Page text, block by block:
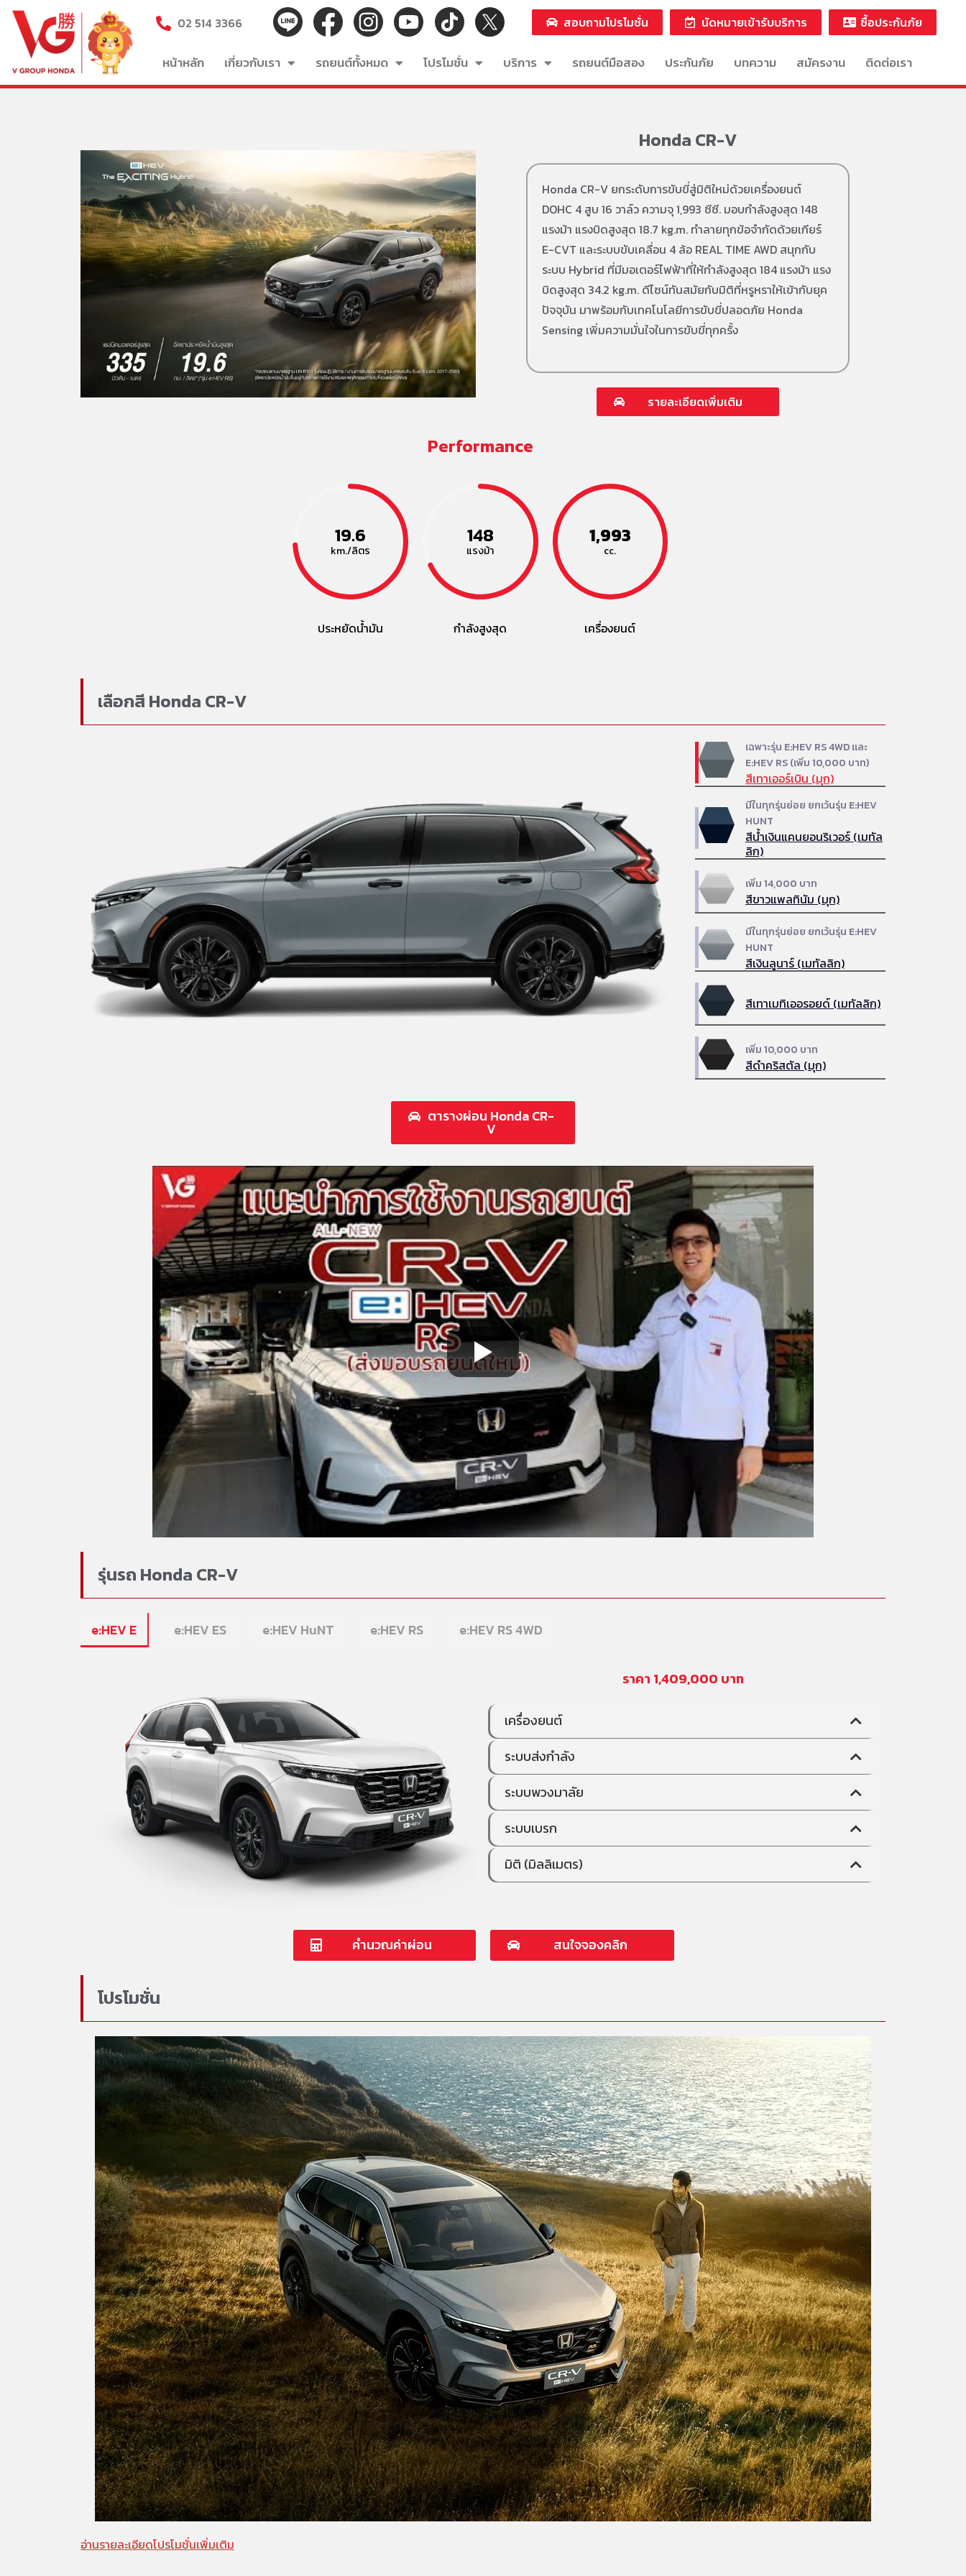
02 514 3366 สอบถามโปรโมชั่น นัดหมายเข้ารับบริการ ซื้อประกันภัย
หน้าหลัก เกี่ยวกับเรา รถยนต์ทั้งหมด โปรโมชั่น บริการ รถยนต์มือสอง ประกันภัย บทความ สมัครงาน ติดต่อเรา
Honda CR-V
Honda CR-V ยกระดับการขับขี่สู่มิติใหม่ด้วยเครื่องยนต์
DOHC 4 สูบ 16 วาล์ว ความจุ 1,993 ซีซี. มอบกำลังสูงสุด 148
แรงม้า แรงบิดสูงสุด 18.7 kg.m. ทำลายทุกข้อจำกัดด้วยเกียร์
E-CVT และระบบขับเคลื่อน 4 ล้อ REAL TIME AWD สนุกกับ
ระบบ Hybrid ที่มีมอเตอร์ไฟฟ้าที่ให้กำลังสูงสุด 184 แรงม้า แรง
บิดสูงสุด 34.2 kg.m. ดีไซน์ทันสมัยกับมิติที่หรูหราให้เข้ากับยุค
ปัจจุบัน มาพร้อมกับเทคโนโลยีการขับขี่ปลอดภัย Honda
Sensing เพิ่มความมั่นใจในการขับขี่ทุกครั้ง
รายละเอียดเพิ่มเติม
Performance
19.6
km./ลิตร
ประหยัดน้ำมัน
148
แรงม้า
กำลังสูงสุด
1,993
cc.
เครื่องยนต์
เลือกสี Honda CR-V
เฉพาะรุ่น E:HEV RS 4WD และ
E:HEV RS (เพิ่ม 10,000 บาท)
สีเทาเออร์เบิน (มุก)
มีในทุกรุ่นย่อย ยกเว้นรุ่น E:HEV
HUNT
สีน้ำเงินแคนยอนริเวอร์ (เมทัล
ลิก)
เพิ่ม 14,000 บาท
สีขาวแพลทินัม (มุก)
มีในทุกรุ่นย่อย ยกเว้นรุ่น E:HEV
HUNT
สีเงินลูนาร์ (เมทัลลิก)
สีเทาเมทิเออรอยด์ (เมทัลลิก)
เพิ่ม 10,000 บาท
สีดำคริสตัล (มุก)
ตารางผ่อน Honda CR-
V
รุ่นรถ Honda CR-V
e:HEV E e:HEV ES e:HEV HuNT e:HEV RS e:HEV RS 4WD
ราคา 1,409,000 บาท
เครื่องยนต์
ระบบส่งกำลัง
ระบบพวงมาลัย
ระบบเบรก
มิติ (มิลลิเมตร)
คำนวณค่าผ่อน สนใจจองคลิก
โปรโมชั่น
อ่านรายละเอียดโปรโมชั่นเพิ่มเติม